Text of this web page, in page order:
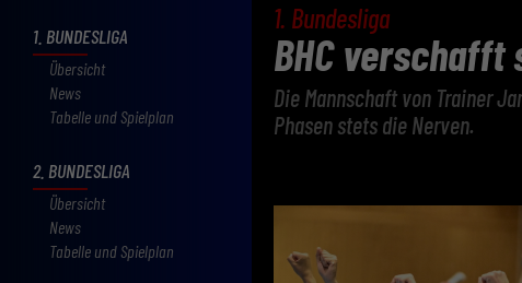
1. BUNDESLIGA
Übersicht
News
Tabelle und Spielplan
2. BUNDESLIGA
Übersicht
News
Tabelle und Spielplan
1. Bundesliga
BHC verschafft
Die Mannschaft von Trainer
Phasen stets die Nerven.